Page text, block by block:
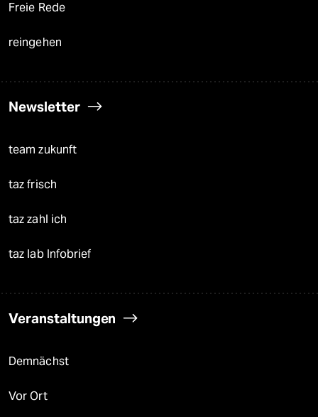
Freie Rede
reingehen
Newsletter
team zukunft
taz frisch
taz zahl ich
taz lab Infobrief
Veranstaltungen
Demnächst
Vor Ort